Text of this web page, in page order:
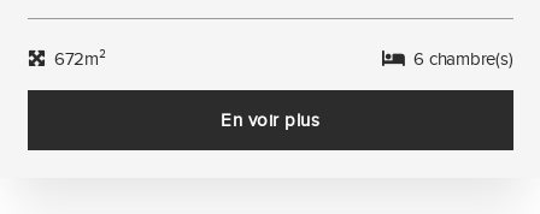
672m² 6 chambre(s)
En voir plus